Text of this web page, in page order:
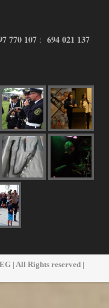
770 107 : 694 021 137
| All Rights reserved |